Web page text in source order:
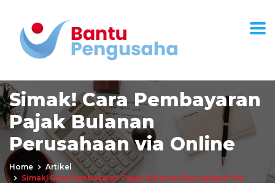
Simak! Cara Pembayaran
Pajak Bulanan
Perusahaan via Online
Home
Artikel
Simak! Cara Pembayaran Pajak Bulanan Perusahaan Via